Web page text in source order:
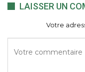
LAISSER UN
Votre